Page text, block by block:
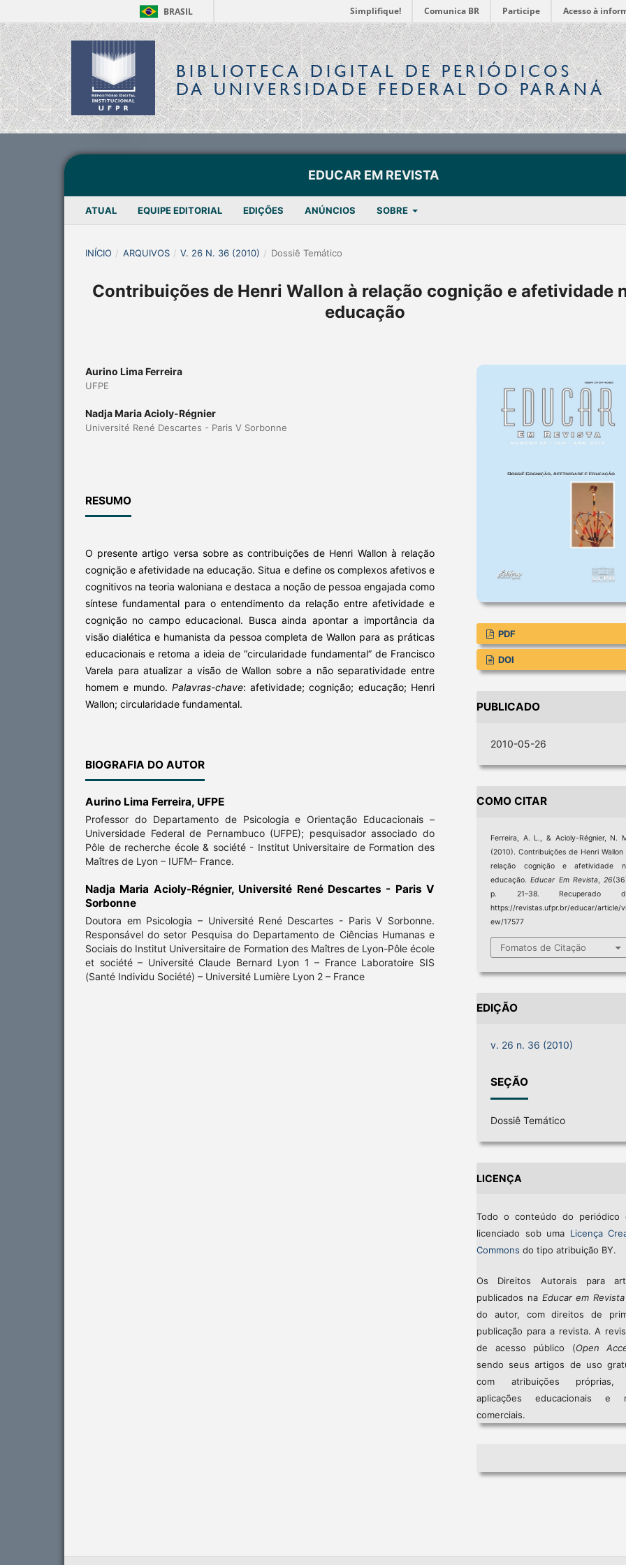
BRASIL Simplifique! Comunica BR Participe Acesso à
BIBLIOTECA DIGITALDE PERIÓDICOS
DA UNIVERSIDADE FEDERAL DO PARANÁ
EDUCAR EM REVISTA
ATUAL EQUIPE EDITORIAL EDIÇÕES ANÚNCIOS SOBRE
INÍCIO / ARQUIVOS / V. 26 N. 36 (2010) / Dossiê Temático
Contribuições de Henri Wallon à relação cognição e afetividade
educação
Aurino Lima Ferreira
UFPE
Nadja Maria Acioly-Régnier
Université René Descartes - Paris V Sorbonne
RESUMO
O presente artigo versa sobre as contribuições de Henri Wallon à relação
cognição e afetividade na educação. Situa e define os complexos afetivos e
cognitivos na teoria waloniana e destaca a noção de pessoa engajada como
síntese fundamental para o entendimento da relação entre afetividade e
cognição no campo educacional. Busca ainda apontar a importância da
visão dialética e humanista da pessoa completa de Wallon para as práticas
educacionais e retoma a ideia de “circularidade fundamental” de Francisco
Varela para atualizar a visão de Wallon sobre a não separatividade entre
homem e mundo. Palavras-chave: afetividade; cognição; educação; Henri
Wallon; circu­laridade fundamental.
BIOGRAFIA DO AUTOR
Aurino Lima Ferreira, UFPE
Professor do Departamento de Psicologia e Orientação Educacionais –
Universidade Fe­deral de Pernambuco (UFPE); pesquisador associado do
Pôle de recherche école & société - Institut Universitaire de Formation des
Maîtres de Lyon – IUFM– France.
Nadja Maria Acioly-Régnier, Université René Descartes - Paris V
Sorbonne
Doutora em Psicologia – Université René Descartes - Paris V Sorbonne.
Responsável do setor Pesquisa do Departamento de Ciências Humanas e
Sociais do Institut Universitaire de Formation des Maîtres de Lyon-Pôle école
et société – Université Claude Bernard Lyon 1 – France Laboratoire SIS
(Santé Individu Société) – Université Lumière Lyon 2 – France
PDF
DOI
PUBLICADO
2010-05-26
COMO CITAR
Ferreira, A. L., & Acioly-Régnier, N.
(2010). Contribuições de Henri Wallon
relação cognição e afetividade
educação.Educar Em Revista, 26
p. 21–38. Recuperado
https://revistas.ufpr.br/educar/article/vi
ew/17577
Fomatos de Citação
EDIÇÃO
v. 26 n. 36 (2010)
SEÇÃO
Dossiê Temático
LICENÇA
Todo o conteúdo do periódico
licenciado sob uma Licença
Commons do tipo atribuição BY.
Os Direitos Autorais para
publicados na Educar em Revista
do autor, com direitos de
publicação para a revista. A
de acesso público (Open
sendo seus artigos de uso
com atribuições próprias,
aplicações educacionais e
comerciais.